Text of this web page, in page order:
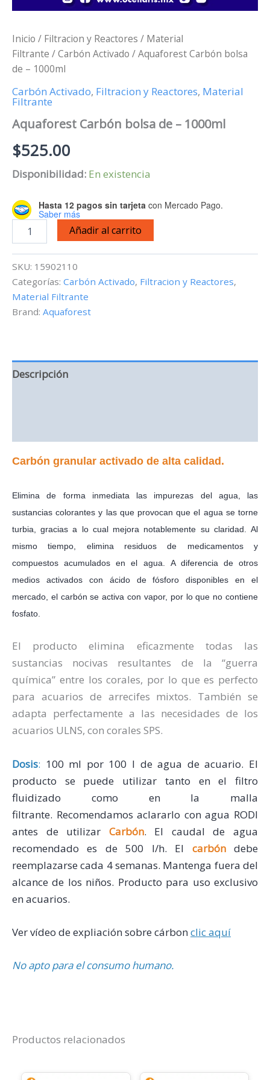
Inicio / Filtracion y Reactores / Material
Filtrante /Carbón Activado / Aquaforest Carbón bolsa
de – 1000ml
Carbón Activado, Filtracion y Reactores, Material
Filtrante
Aquaforest Carbón bolsa de – 1000ml
$525.00
Disponibilidad: En existencia
Hasta 12 pagos sin tarjeta con Mercado Pago.
Saber más
Carbón
-
1000ml
cantidad
Añadir al carrito
SKU: 15902110
Categorías: Carbón Activado, Filtracion y Reactores,
Material Filtrante
Brand: Aquaforest
Descripción
Carbón granular activado de alta calidad .
Elimina de forma inmediata las impurezas del agua, las
sustancias colorantes y las que provocan que el agua se torne
turbia, gracias a lo cual mejora notablemente su claridad. Al
mismo tiempo, elimina residuos de medicamentos y
compuestos acumulados en el agua. A diferencia de otros
medios activados con ácido de fósforo disponibles en el
mercado, el carbón se activa con vapor, por lo que no contiene
fosfato.
El producto elimina eficazmente todas las
sustancias nocivas resultantes de la “guerra
química” entre los corales, por lo que es perfecto
para acuarios de arrecifes mixtos. También se
adapta perfectamente a las necesidades de los
acuarios ULNS, con corales SPS.
Dosis: 100 ml por 100 l de agua de acuario. El
producto se puede utilizar tanto en el filtro
fluidizado como en la malla
filtrante. Recomendamos aclararlo con agua RODI
antes de utilizar Carbón. El caudal de agua
recomendado es de 500 l/h. El carbóndebe
reemplazarse cada 4 semanas. Mantenga fuera del
alcance de los niños. Producto para uso exclusivo
en acuarios.
Ver vídeo de expliación sobre cárbonclic aquí
No apto para el consumo humano.
Productos relacionados